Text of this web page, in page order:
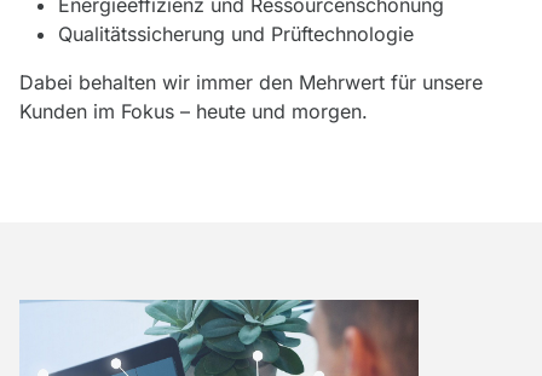
Energieeffizienz und Ressourcenschonung
Qualitätssicherung und Prüftechnologie
Dabei behalten wir immer den Mehrwert für unsere
Kunden im Fokus – heute und morgen.